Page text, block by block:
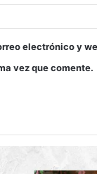
electrónico y
vez que comente.